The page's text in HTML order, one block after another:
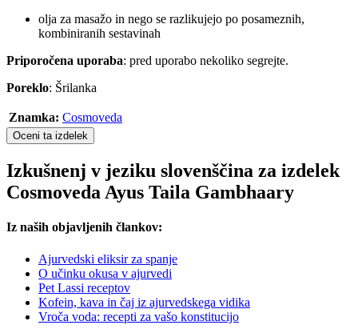
olja za masažo in nego se razlikujejo po posameznih,
kombiniranih sestavinah
Priporočena uporaba: pred uporabo nekoliko segrejte.
Poreklo: Šrilanka
Znamka: Cosmoveda
Oceni ta izdelek
Izkušnenj v jeziku slovenščina za izdelek
Cosmoveda Ayus Taila Gambhaary
Iz naših objavljenih člankov:
Ajurvedski eliksir za spanje
O učinku okusa v ajurvedi
Pet Lassi receptov
Kofein, kava in čaj iz ajurvedskega vidika
Vroča voda: recepti za vašo konstitucijo